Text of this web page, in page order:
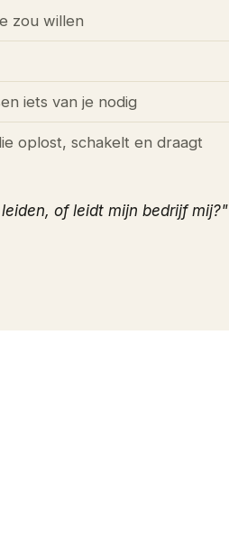
zou willen
iets van je nodig
oplost, schakelt en draagt
of leidt mijn bedrijf mij?"